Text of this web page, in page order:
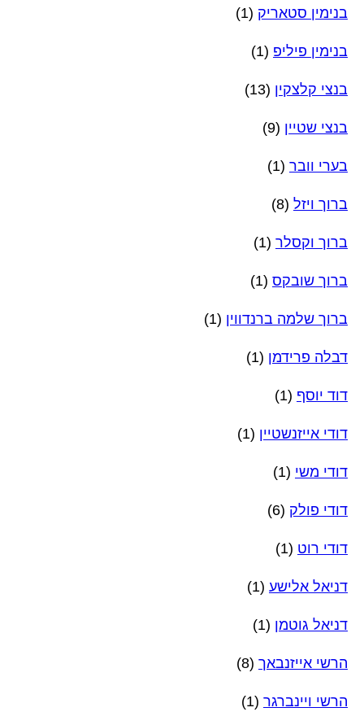
בנימין סטאריק (1)
בנימין פיליפ (1)
בנצי קלצקין (13)
בנצי שטיין (9)
בערי וובר (1)
ברוך ויזל (8)
ברוך וקסלר (1)
ברוך שובקס (1)
ברוך שלמה ברנדווין (1)
דבלה פרידמן (1)
דוד יוסף (1)
דודי אייזנשטיין (1)
דודי משי (1)
דודי פולק (6)
דודי רוט (1)
דניאל אלישע (1)
דניאל גוטמן (1)
הרשי אייזנבאך (8)
הרשי ויינברגר (1)